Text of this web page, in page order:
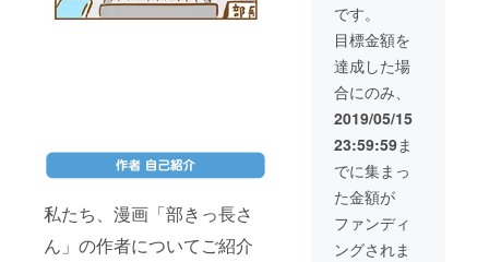
私たち、漫画「部きっ長さ
ん」の作者についてご紹介
ピソー
ドや想
いなど
を簡単
な文章
にし
て、
メール
でお送
りくだ
さい。
結婚式
やお祝
場は東
京都内
を想定
してい
ます
（交通
費はご
負担を
お願い
しま
す）。
心をこ
めて、
あなた
のお名
前を本
の奥付
けに記
載しま
す。 ●
いとけ
んが、
あなた
の会社
です。
目標金額を
達成した場
合にのみ、
2019/05/15
23:59:59ま
でに集まっ
た金額が
ファンディ
ングされま